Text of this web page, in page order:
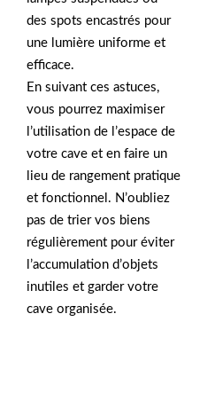
des spots encastrés pour
une lumière uniforme et
efficace.
En suivant ces astuces,
vous pourrez maximiser
l’utilisation de l’espace de
votre cave et en faire un
lieu de rangement pratique
et fonctionnel. N’oubliez
pas de trier vos biens
régulièrement pour éviter
l’accumulation d’objets
inutiles et garder votre
cave organisée.